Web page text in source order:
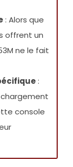
: Alors que
offrent un
ne le fait
:
console